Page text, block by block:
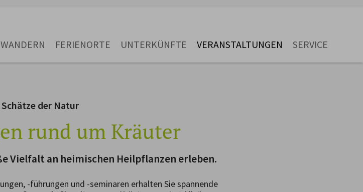
WANDERN FERIENORTE UNTERKÜNFTE VERANSTALTUNGEN SERVICE
Schätze der Natur
rund um Kräuter
Vielfalt an heimischen Heilpflanzen erleben.
-führungen und -seminaren erhalten Sie spannende